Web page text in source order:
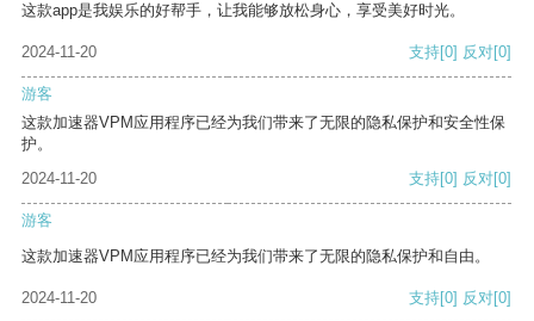
这款app是我娱乐的好帮手，让我能够放松身心，享受美好时光。
2024-11-20 支持[0] 反对[0]
游客
这款加速器VPM应用程序已经为我们带来了无限的隐私保护和安全性保
护。
2024-11-20
支持[0] 反对[0]
游客
这款加速器VPM应用程序已经为我们带来了无限的隐私保护和自由。
2024-11-20 支持[0] 反对[0]